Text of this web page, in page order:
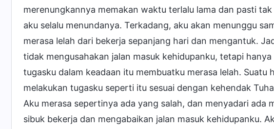
merenungkannya memakan waktu terlalu lama dan pasti
aku selalu menundanya. Terkadang, aku akan menunggu
merasa lelah dari bekerja sepanjang hari dan mengantuk.
tidak mengusahakan jalan masuk kehidupanku, tetapi
tugasku dalam keadaan itu membuatku merasa lelah.
melakukan tugasku seperti itu sesuai dengan kehendak
Aku merasa sepertinya ada yang salah, dan menyadari ada
sibuk bekerja dan mengabaikan jalan masuk kehidupanku.